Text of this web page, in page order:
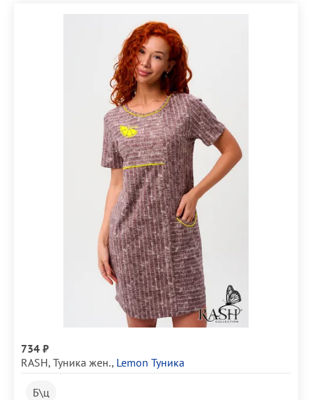
734 ₽
RASH, Туника жен., Lemon Туника
Б\ц